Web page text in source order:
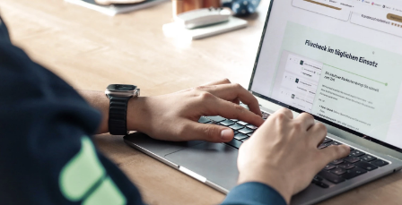
Das macht das Signieren unkompliziert in seiner
Anwendung.Zu bedenken ist jedoch, dass das
einfache Verfahren wenig Sicherheit für den
Signierenden sowie den Empfänger bietet. Im
Unterschied zu den weiteren Arten der e-Signaturen
eignet sich dieses Verfahren deswegen lediglich für
einfache, interne Vorgänge. Es kommt ohne jegliche
Sicherheitsstufe aus und kann etwa für